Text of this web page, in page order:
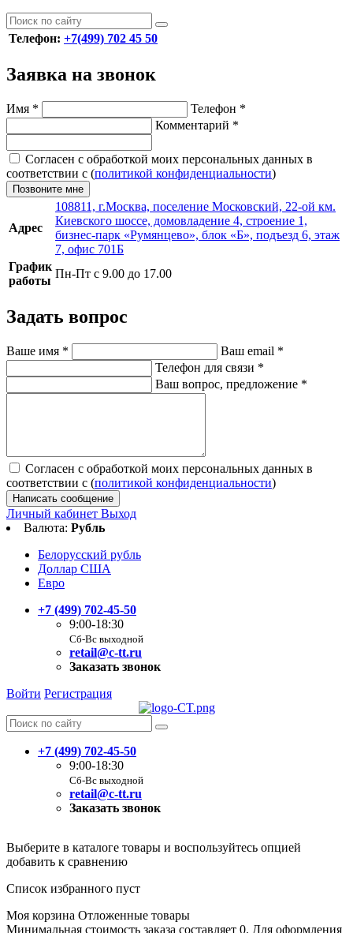
Телефон: +7(499) 702 45 50
Заявка на звонок
Имя * Телефон *
Комментарий *
Согласен с обработкой моих персональных данных в
соответствии с (политикой конфиденциальности)
Позвоните мне
Адрес
108811, г.Москва, поселение Московский, 22-ой км.
Киевского шоссе, домовладение 4, строение 1,
бизнес-парк «Румянцево», блок «Б», подъезд 6, этаж
7, офис 701Б
График
работы
Пн-Пт с 9.00 до 17.00
Задать вопрос
Ваше имя * Ваш email *
Телефон для связи *
Ваш вопрос, предложение *
Согласен с обработкой моих персональных данных в
соответствии с (политикой конфиденциальности)
Написать сообщение
Личный кабинет Выход
Валюта: Рубль
Белорусский рубль
Доллар США
Евро
+7 (499) 702-45-50
9:00-18:30
Сб-Вс выходной
retail@c-tt.ru
Заказать звонок
Войти Регистрация
+7 (499) 702-45-50
9:00-18:30
Сб-Вс выходной
retail@c-tt.ru
Заказать звонок
Выберите в каталоге товары и воспользуйтесь опцией
добавить к сравнению
Список избранного пуст
Моя корзина Отложенные товары
Минимальная стоимость заказа составляет 0. Для оформления